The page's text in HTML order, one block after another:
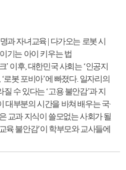
는지, 어떤 보람이 있고, 어떤 어
지에 대해 구체적이면서 쉽게 설
울러 ‘국제공무원’이라고 일컬
기구 직원이 되기 위해서는 어떻
하는지에 대해서도 설명하고 있
과 자녀교육 | 다가오는 로봇 시
기는 아이 키우는 법
’ 이후, 대한민국 사회는 ‘인공지
‘로봇 포비아’에 빠졌다. 일자리의
질 수 있다는 ‘고용 불안감’과 지
대부분의 시간을 바쳐 배우는 국·
교과 지식이 쓸모없는 사회가 될
육 불안감’이 학부모와 교사들에
것은 포크레인이 있는데 삽질을